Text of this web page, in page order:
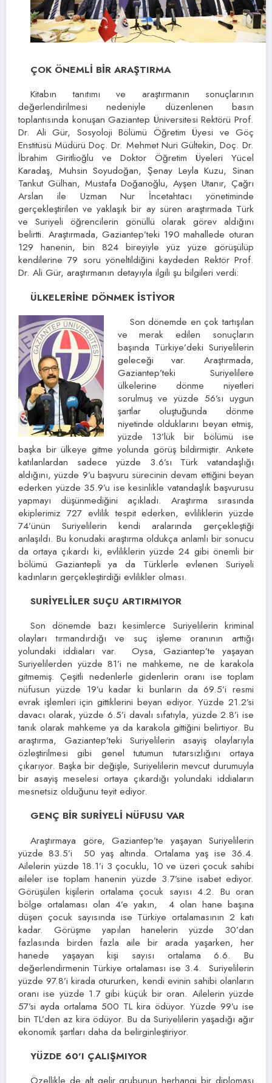
ÇOK ÖNEMLİ BİR ARAŞTIRMA
Kitabın tanıtımı ve araştırmanın sonuçlarının
değerlendirilmesi nedeniyle düzenlenen basın
toplantısında konuşan Gaziantep Üniversitesi Rektörü Prof.
Dr. Ali Gür, Sosyoloji Bölümü Öğretim Üyesi ve Göç
Enstitüsü Müdürü Doç. Dr. Mehmet Nuri Gültekin, Doç. Dr.
İbrahim Giritlioğlu ve Doktor Öğretim Üyeleri Yücel
Karadaş, Muhsin Soyudoğan, Şenay Leyla Kuzu, Sinan
Tankut Gülhan, Mustafa Doğanoğlu, Ayşen Utanır, Çağrı
Arslan ile Uzman Nur İncetahtacı yönetiminde
gerçekleştirilen ve yaklaşık bir ay süren araştırmada Türk
ve Suriyeli öğrencilerin gönüllü olarak görev aldığını
belirtti. Araştırmada, Gaziantep’teki 190 mahallede oturan
129 hanenin, bin 824 bireyiyle yüz yüze görüşülüp
kendilerine 79 soru yöneltildiğini kaydeden Rektör Prof.
Dr. Ali Gür, araştırmanın detayıyla ilgili şu bilgileri verdi:
ÜLKELERİNE DÖNMEK İSTİYOR
Son dönemde en çok tartışılan
ve merak edilen sonuçların
başında Türkiye’deki Suriyelilerin
geleceği var. Araştırmada,
Gaziantep’teki Suriyelilere
ülkelerine dönme niyetleri
sorulmuş ve yüzde 56’sı uygun
şartlar oluştuğunda dönme
niyetinde olduklarını beyan etmiş,
yüzde 13’lük bir bölümü ise
başka bir ülkeye gitme yolunda görüş bildirmiştir. Ankete
katılanlardan sadece yüzde 3.6’sı Türk vatandaşlığı
aldığını, yüzde 9’u başvuru sürecinin devam ettiğini beyan
ederken yüzde 35.9’u ise kesinlikle vatandaşlık başvurusu
yapmayı düşünmediğini açıkladı. Araştırma sırasında
ekiplerimiz 727 evlilik tespit ederken, evliliklerin yüzde
74’ünün Suriyelilerin kendi aralarında gerçekleştiği
anlaşıldı. Bu konudaki araştırma oldukça anlamlı bir sonucu
da ortaya çıkardı ki, evliliklerin yüzde 24 gibi önemli bir
bölümü Gaziantepli ya da Türklerle evlenen Suriyeli
kadınların gerçekleştirdiği evlilikler olması.
SURİYELİLER SUÇU ARTIRMIYOR
Son dönemde bazı kesimlerce Suriyelilerin kriminal
olayları tırmandırdığı ve suç işleme oranının arttığı
yolundaki iddiaları var. Oysa, Gaziantep’te yaşayan
Suriyelilerden yüzde 81’i ne mahkeme, ne de karakola
gitmemiş. Çeşitli nedenlerle gidenlerin oranı ise toplam
nüfusun yüzde 19’u kadar ki bunların da 69.5’i resmi
evrak işlemleri için gittiklerini beyan ediyor. Yüzde 21.2’si
davacı olarak, yüzde 6.5’i davalı sıfatıyla, yüzde 2.8’i ise
tanık olarak mahkeme ya da karakola gittiğini belirtiyor. Bu
araştırma, Gaziantep’teki Suriyelilerin asayiş olaylarıyla
özleştirilmesi gibi genel tutumun tutarsızlığını ortaya
çıkarıyor. Başka bir değişle, Suriyelilerin mevcut durumuyla
bir asayiş meselesi ortaya çıkardığı yolundaki iddiaların
mesnetsiz olduğunu teyit ediyor.
GENÇ BİR SURİYELİ NÜFUSU VAR
Araştırmaya göre, Gaziantep’te yaşayan Suriyelilerin
yüzde 83.5’i 50 yaş altında. Ortalama yaş ise 36.4.
Ailelerin yüzde 18.1’i 3 çocuklu, 10 ve üzeri çocuk sahibi
aileler ise toplam hanenin yüzde 3.7’sine isabet ediyor.
Görüşülen kişilerin ortalama çocuk sayısı 4.2. Bu oran
bölge ortalaması olan 4’e yakın, 4 olan hane başına
düşen çocuk sayısında ise Türkiye ortalamasının 2 katı
kadar. Görüşme yapılan hanelerin yüzde 30’dan
fazlasında birden fazla aile bir arada yaşarken, her
hanede yaşayan kişi sayısı ortalama 6.6. Bu
değerlendirmenin Türkiye ortalaması ise 3.4. Suriyelilerin
yüzde 97.8’i kirada otururken, kendi evinin sahibi olanların
oranı ise yüzde 1.7 gibi küçük bir oran. Ailelerin yüzde
57’si ayda ortalama 500 TL kira ödüyor. Yüzde 99’u ise
bin TL’den az kira ödüyor. Bu da Suriyelilerin yaşadığı ağır
ekonomik şartları daha da belirginleştiriyor.
YÜZDE 60’I ÇALIŞMIYOR
Özellikle de alt gelir grubunun herhangi bir diploması